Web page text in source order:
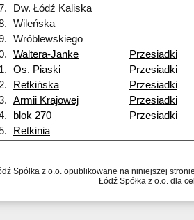
Dw. Łódź Kaliska
Wileńska
Wróblewskiego
Waltera-Janke
Przesiadki
Os. Piaski
Przesiadki
Retkińska
Przesiadki
Armii Krajowej
Przesiadki
blok 270
Przesiadki
Retkinia
Spółka z o.o. opublikowane na niniejszej
Łódź Spółka z o.o. dla